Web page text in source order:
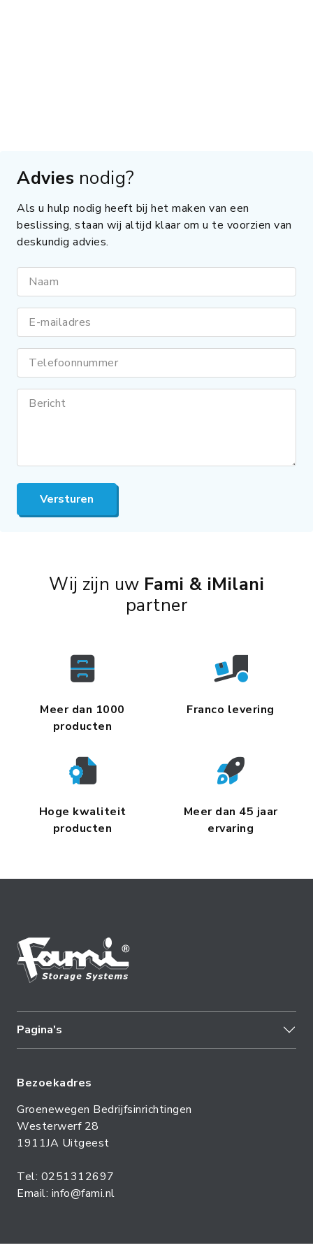
Advies nodig?
Als u hulp nodig heeft bij het maken van een
beslissing, staan wij altijd klaar om u te voorzien van
deskundig advies.
Naam
E-mailadres
Telefoonnummer
Bericht
Versturen
Wij zijn uw Fami & iMilani
partner
Meer dan 1000
producten
Franco levering
Hoge kwaliteit
producten
Meer dan 45 jaar
ervaring
Pagina's
Bezoekadres
Groenewegen Bedrijfsinrichtingen
Westerwerf 28
1911JA Uitgeest
Tel: 0251312697
Email: info@fami.nl